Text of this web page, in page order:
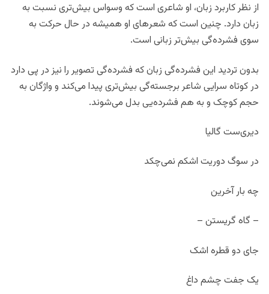
از نظر کاربرد زبان، او شاعری است که وسواس بیش‌تری نسبت به
زبان دارد. چنین است که شعر‌های او همیشه در حال حرکت به
سوی فشرده‌گی بیش‌تر زبانی است.
بدون تردید این فشرده‌گی زبان که فشرده‌گی تصویر را نیز در پی دارد
در کوتاه سرایی شاعر برجسته‌گی بیش‌تری پیدا می‌کند و واژگان به
حجم کوچک و به هم فشرده‌یی بدل می‌شوند.
دیری‌ست گالیا
در سوگ دوریت اشکم نمی‌چکد
چه بار آخرین
– گاه گریستن –
جای دو قطره اشک
یک جفت چشم داغ